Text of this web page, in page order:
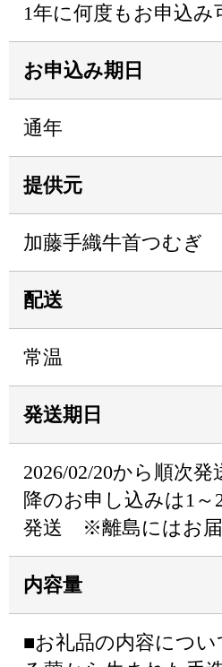
1年に何度もお申込み
お申込み期日
通年
提供元
加藤手織牛首つむぎ
配送
常温
発送期日
2026/02/20から順次
降のお申し込みは1～
発送 ※離島にはお届
内容量
■お礼品の内容につ